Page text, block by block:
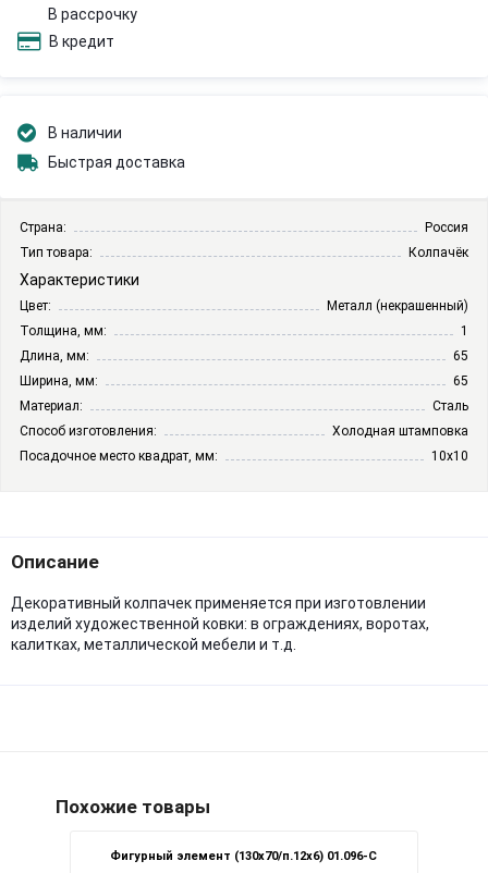
В рассрочку
В кредит
В наличии
Быстрая доставка
Страна:
Россия
Тип товара:
Колпачёк
Характеристики
Цвет:
Металл (некрашенный)
Толщина, мм:
1
Длина, мм:
65
Ширина, мм:
65
Материал:
Сталь
Способ изготовления:
Холодная штамповка
Посадочное место квадрат, мм:
10х10
Описание
Декоративный колпачек применяется при изготовлении
изделий художественной ковки: в ограждениях, воротах,
калитках, металлической мебели и т.д.
Похожие товары
Фигурный элемент (130х70/п.12х6) 01.096-С